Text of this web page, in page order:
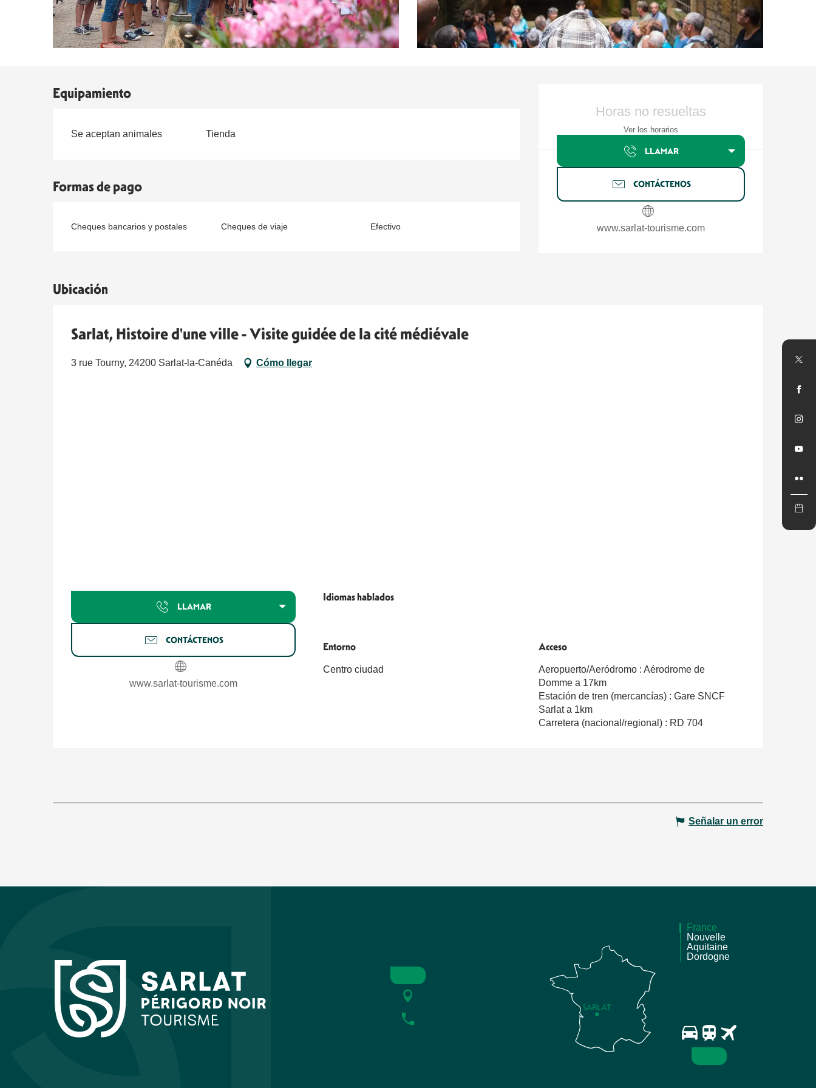
Horarios y datos de contacto
Horas no resueltas
Ver los horarios
LLAMAR
CONTÁCTENOS
www.sarlat-tourisme.com
Equipamiento
Se aceptan animales Tienda
Formas de pago
Cheques bancarios y postales Cheques de viaje Efectivo
Ubicación
Sarlat, Histoire d'une ville - Visite guidée de la cité médiévale
3 rue Tourny, 24200 Sarlat-la-Canéda Cómo llegar
LLAMAR
CONTÁCTENOS
www.sarlat-tourisme.com
Idiomas hablados
Idiomas hablados
Entorno
Entorno
Centro ciudad
Acceso
Acceso
Aeropuerto/Aeródromo : Aérodrome de
Domme a 17km
Estación de tren (mercancías) : Gare SNCF
Sarlat a 1km
Carretera (nacional/regional) : RD 704
Señalar un error
France
Nouvelle
Aquitaine
Dordogne